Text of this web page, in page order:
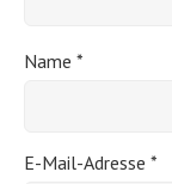
Name *
E-Mail-Adresse *